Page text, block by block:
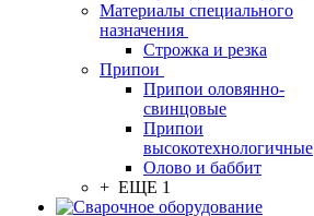
Материалы специального
назначения
Строжка и резка
Припои
Припои оловянно-
свинцовые
Припои
высокотехнологичные
Олово и баббит
+ ЕЩЕ 1